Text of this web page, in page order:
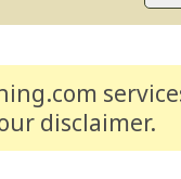
disclaimer.